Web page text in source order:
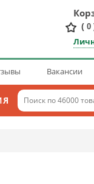
( 0
Вакансии